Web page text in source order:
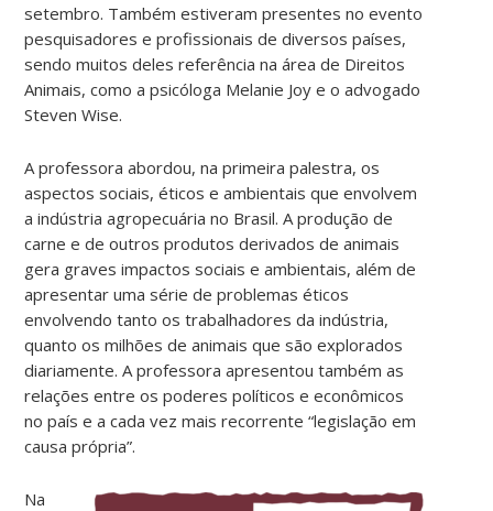
setembro. Também estiveram presentes no evento
pesquisadores e profissionais de diversos países,
sendo muitos deles referência na área de Direitos
Animais, como a psicóloga Melanie Joy e o advogado
Steven Wise.
A professora abordou, na primeira palestra, os
aspectos sociais, éticos e ambientais que envolvem
a indústria agropecuária no Brasil. A produção de
carne e de outros produtos derivados de animais
gera graves impactos sociais e ambientais, além de
apresentar uma série de problemas éticos
envolvendo tanto os trabalhadores da indústria,
quanto os milhões de animais que são explorados
diariamente. A professora apresentou também as
relações entre os poderes políticos e econômicos
no país e a cada vez mais recorrente “legislação em
causa própria”.
Na